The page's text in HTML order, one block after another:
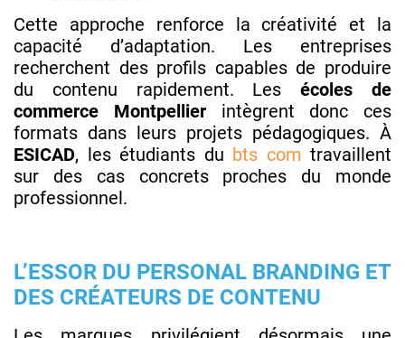
Cette approche renforce la créativité et la
capacité d’adaptation. Les entreprises
recherchent des profils capables de produire
du contenu rapidement. Lesécoles de
commerce Montpellierintègrent donc ces
formats dans leurs projets pédagogiques. À
ESICAD, les étudiants du bts com travaillent
sur des cas concrets proches du monde
professionnel.
L’ESSOR DU PERSONAL BRANDING ET
DES CRÉATEURS DE CONTENU